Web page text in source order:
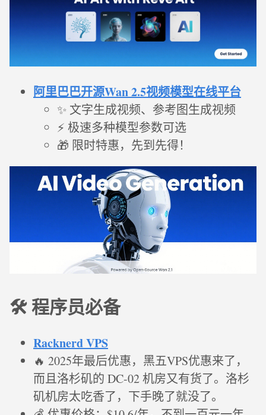
阿里巴巴开源Wan 2.5视频模型在线平台
✨ 文字生成视频、参考图生成视频
⚡ 极速多种模型参数可选
🎁 限时特惠，先到先得！
🛠️ 程序员必备
Racknerd VPS
🔥 2025年最后优惠，黑五VPS优惠来了，
而且洛杉矶的 DC-02 机房又有货了。洛杉
矶机房太吃香了，下手晚了就没了。